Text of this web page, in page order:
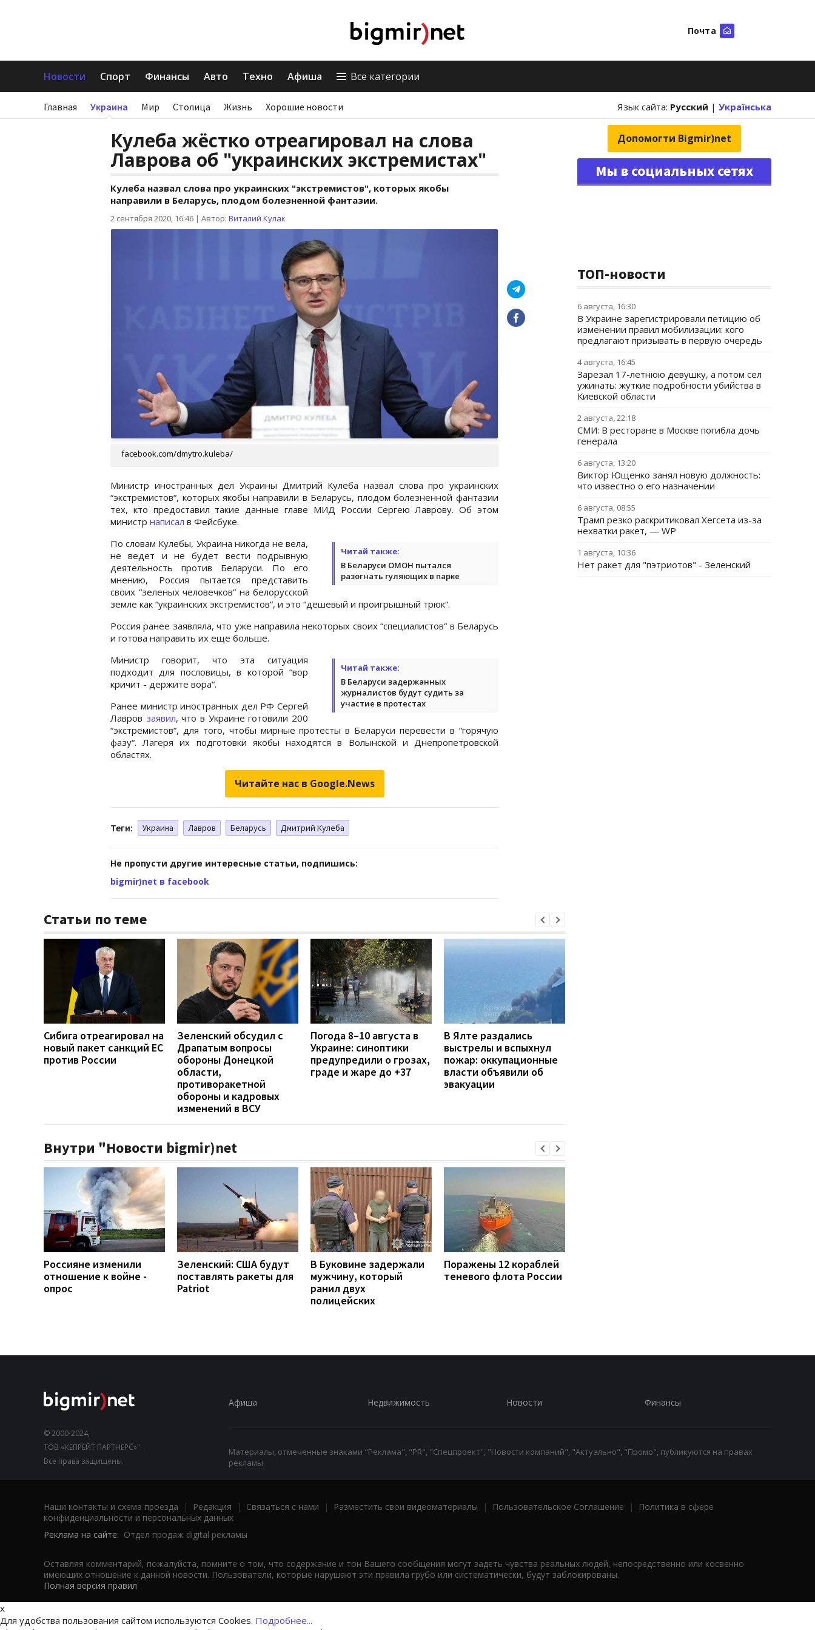
Почта
Новости Спорт Финансы Авто Техно Афиша Все категории
Главная Украина Мир Столица Жизнь Хорошие новости Язык сайта: Русский | Українська
Кулеба жёстко отреагировал на слова
Лаврова об "украинских экстремистах"
Кулеба назвал слова про украинских "экстремистов", которых якобы
направили в Беларусь, плодом болезненной фантазии.
2 сентября 2020, 16:46 | Автор: Виталий Кулак
facebook.com/dmytro.kuleba/
Министр иностранных дел Украины Дмитрий Кулеба назвал слова про украинских
“экстремистов“, которых якобы направили в Беларусь, плодом болезненной фантазии
тех, кто предоставил такие данные главе МИД России Сергею Лаврову. Об этом
министр написал в Фейсбуке.
Читай также:
В Беларуси ОМОН пытался
разогнать гуляющих в парке
По словам Кулебы, Украина никогда не вела,
не ведет и не будет вести подрывную
деятельность против Беларуси. По его
мнению, Россия пытается представить
своих “зеленых человечков“ на белорусской
земле как “украинских экстремистов“, и это “дешевый и проигрышный трюк“.
Россия ранее заявляла, что уже направила некоторых своих “специалистов“ в Беларусь
и готова направить их еще больше.
Читай также:
В Беларуси задержанных
журналистов будут судить за
участие в протестах
Министр говорит, что эта ситуация
подходит для пословицы, в которой “вор
кричит - держите вора“.
Ранее министр иностранных дел РФ Сергей
Лавров заявил, что в Украине готовили 200
“экстремистов“, для того, чтобы мирные протесты в Беларуси перевести в “горячую
фазу“. Лагеря их подготовки якобы находятся в Волынской и Днепропетровской
областях.
Читайте нас в Google.News
Теги: Украина Лавров Беларусь Дмитрий Кулеба
Не пропусти другие интересные статьи, подпишись:
bigmir)net в facebook
Статьи по теме
Сибига отреагировал на
новый пакет санкций ЕС
против России
Зеленский обсудил с
Драпатым вопросы
обороны Донецкой
области,
противоракетной
обороны и кадровых
изменений в ВСУ
Погода 8–10 августа в
Украине: синоптики
предупредили о грозах,
граде и жаре до +37
В Ялте раздались
выстрелы и вспыхнул
пожар: оккупационные
власти объявили об
эвакуации
Внутри "Новости bigmir)net
Россияне изменили
отношение к войне -
опрос
Зеленский: США будут
поставлять ракеты для
Patriot
В Буковине задержали
мужчину, который
ранил двух
полицейских
Поражены 12 кораблей
теневого флота России
Допомогти Bigmir)net
Мы в социальных сетях
ТОП-новости
6 августа, 16:30
В Украине зарегистрировали петицию об
изменении правил мобилизации: кого
предлагают призывать в первую очередь
4 августа, 16:45
Зарезал 17-летнюю девушку, а потом сел
ужинать: жуткие подробности убийства в
Киевской области
2 августа, 22:18
СМИ: В ресторане в Москве погибла дочь
генерала
6 августа, 13:20
Виктор Ющенко занял новую должность:
что известно о его назначении
6 августа, 08:55
Трамп резко раскритиковал Хегсета из-за
нехватки ракет, — WP
1 августа, 10:36
Нет ракет для "пэтриотов" - Зеленский
© 2000-2024,
ТОВ «КЕПРЕЙТ ПАРТНЕРС»".
Все права защищены.
Афиша Недвижимость Новости Финансы
Материалы, отмеченные знаками "Реклама", "PR", "Спецпроект", "Новости компаний", "Актуально", "Промо", публикуются на правах
рекламы.
Наши контакты и схема проезда | Редакция | Связаться с нами | Разместить свои видеоматериалы | Пользовательское Соглашение |
Политика в сфере
конфиденциальности и персональных данных
Реклама на сайте: Отдел продаж digital рекламы
Оставляя комментарий, пожалуйста, помните о том, что содержание и тон Вашего сообщения могут задеть чувства реальных людей, непосредственно или косвенно
имеющих отношение к данной новости. Пользователи, которые нарушают эти правила грубо или систематически, будут заблокированы.
Полная версия правил
x
Для удобства пользования сайтом используются Cookies. Подробнее...